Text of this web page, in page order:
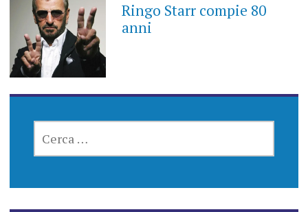
Ringo Starr compie 80
anni
PER: